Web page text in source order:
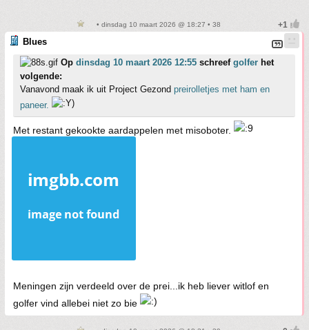
• dinsdag 10 maart 2026 @ 18:27 • 38
Blues
Op dinsdag 10 maart 2026 12:55 schreef golfer het
volgende:
Vanavond maak ik uit Project Gezond preirolletjes met ham en
paneer.
Met restant gekookte aardappelen met misoboter.
Meningen zijn verdeeld over de prei...ik heb liever witlof en
golfer vind allebei niet zo bie